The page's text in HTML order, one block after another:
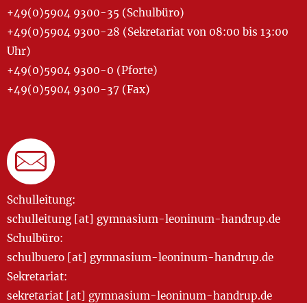
+49(0)5904 9300-35 (Schulbüro)
+49(0)5904 9300-28 (Sekretariat von 08:00 bis 13:00
Uhr)
+49(0)5904 9300-0 (Pforte)
+49(0)5904 9300-37 (Fax)
Schulleitung:
schulleitung [at] gymnasium-leoninum-handrup.de
Schulbüro:
schulbuero [at] gymnasium-leoninum-handrup.de
Sekretariat:
sekretariat [at] gymnasium-leoninum-handrup.de